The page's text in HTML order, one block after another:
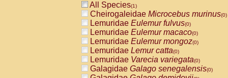
All Species(1)
Cheirogaleidae Microcebus murinus(0)
Lemuridae Eulemur fulvus(0)
Lemuridae Eulemur macaco(0)
Lemuridae Eulemur mongoz(0)
Lemuridae Lemur catta(0)
Lemuridae Varecia variegata(0)
Galagidae Galago senegalensis(0)